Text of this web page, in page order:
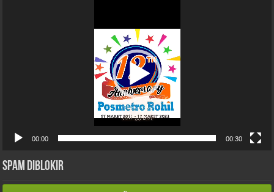
00:00 00:30
Spam Diblokir